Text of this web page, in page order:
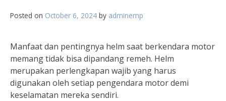
Posted on October 6, 2024 by adminemp
Manfaat dan pentingnya helm saat berkendara motor
memang tidak bisa dipandang remeh. Helm
merupakan perlengkapan wajib yang harus
digunakan oleh setiap pengendara motor demi
keselamatan mereka sendiri.